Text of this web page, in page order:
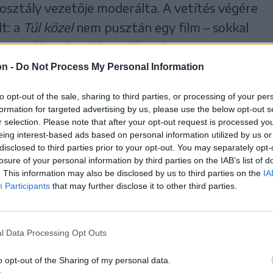
- Do Not Process My Personal Information
opt-out of the sale, sharing to third parties, or processing of your
for targeted advertising by us, please use the below opt-out
selection. Please note that after your opt-out request is processed
interest-based ads based on personal information utilized by us
to third parties prior to your opt-out. You may separately
of your personal information by third parties on the IAB’s list of
This information may also be disclosed by us to third parties on the
Participants that may further disclose it to other third parties.
Data Processing Opt Outs
opt-out of the Sharing of my personal data.
vezetője moderálta. A vetítés végére
a Túl közelnem pusztán egy film – sokkal
és talán a változásra.
hallgat tovább
életéből merít. Miután expartnere
zaklatta közös kislányukat, a nő új életet
A büntetőítélet azonban nem jelent
a hitetlenkedés, a pletykák és a jogi
maga a bántalmazás. Sok áldozathoz
hogy nem elég megmenekülni – meg
is. A helyzet akkor válik igazán
férfi váratlanul korábban szabadul. Ekkor
amelytől sok nő visszariad: nem hallgat